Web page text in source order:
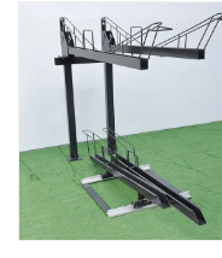
Porto: Xangai.
Marca registrada: pv.